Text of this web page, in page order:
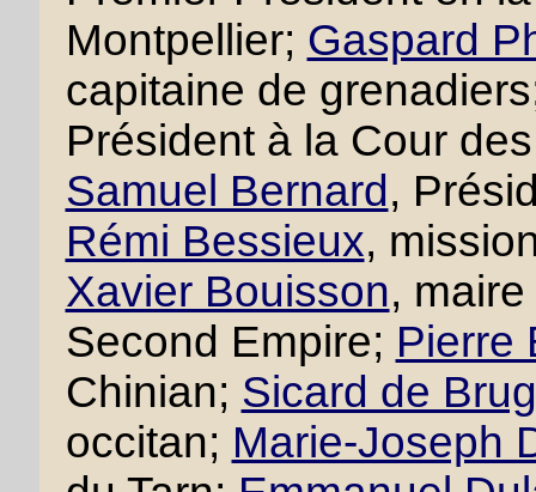
Montpellier; Gaspard
capitaine de
Président à la Cour
Samuel Bernard ,
Rémi Bessieux,
Xavier Bouisson,
Second Empire; Pierre
Chinian; Sicard de
occitan; Marie-Joseph